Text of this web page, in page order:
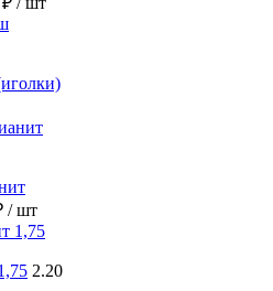
/ шт
2.20